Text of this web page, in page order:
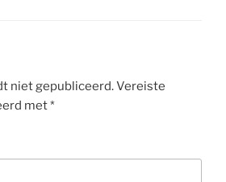
niet gepubliceerd.Vereiste
met*